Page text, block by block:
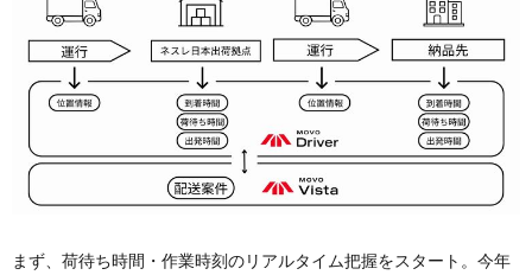
まず、荷待ち時間・作業時刻のリアルタイム把握をスタート。今年